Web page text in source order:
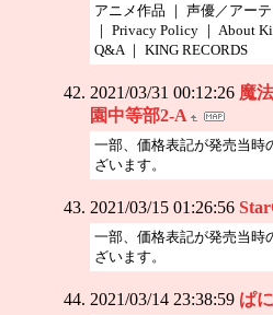
アニメ作品 ｜ 声優／アー
｜ Privacy Policy ｜ About
Q&A ｜ KING RECORDS
2021/03/31 00:12:26 魔
園中等部2-A
一部、価格表記が発売当時
ざいます。
2021/03/15 01:26:56
一部、価格表記が発売当時
ざいます。
2021/03/14 23:38:59 ぱ